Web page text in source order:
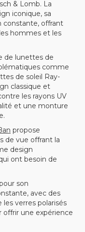
& Lomb. La
iconique, sa
constante, offrant
hommes et les
de lunettes de
comme
de soleil Ray-
classique et
les rayons UV
et une monture
propose
de vue offrant la
design
ont besoin de
son
avec des
verres polarisés
une expérience